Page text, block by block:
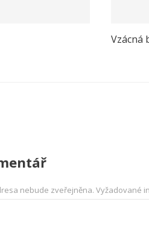
Vzácná
nebude zveřejněna. Vyžadované